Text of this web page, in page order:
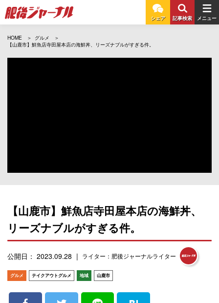
シェア 記事検索 メニュー
HOME
グルメ
【山鹿市】鮮魚店寺田屋本店の海鮮丼、リーズナブルがすぎる件。
【山鹿市】鮮魚店寺田屋本店の海鮮丼、
リーズナブルがすぎる件。
公開日： 2023.09.28 ライター：肥後ジャーナルライター
グルメ テイクアウトグルメ 地域 山鹿市